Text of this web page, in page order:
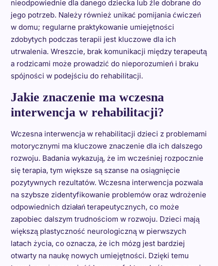
nieodpowiednie dla danego dziecka lub źle dobrane do
jego potrzeb. Należy również unikać pomijania ćwiczeń
w domu; regularne praktykowanie umiejętności
zdobytych podczas terapii jest kluczowe dla ich
utrwalenia. Wreszcie, brak komunikacji między terapeutą
a rodzicami może prowadzić do nieporozumień i braku
spójności w podejściu do rehabilitacji.
Jakie znaczenie ma wczesna
interwencja w rehabilitacji?
Wczesna interwencja w rehabilitacji dzieci z problemami
motorycznymi ma kluczowe znaczenie dla ich dalszego
rozwoju. Badania wykazują, że im wcześniej rozpocznie
się terapia, tym większe są szanse na osiągnięcie
pozytywnych rezultatów. Wczesna interwencja pozwala
na szybsze zidentyfikowanie problemów oraz wdrożenie
odpowiednich działań terapeutycznych, co może
zapobiec dalszym trudnościom w rozwoju. Dzieci mają
większą plastyczność neurologiczną w pierwszych
latach życia, co oznacza, że ich mózg jest bardziej
otwarty na naukę nowych umiejętności. Dzięki temu